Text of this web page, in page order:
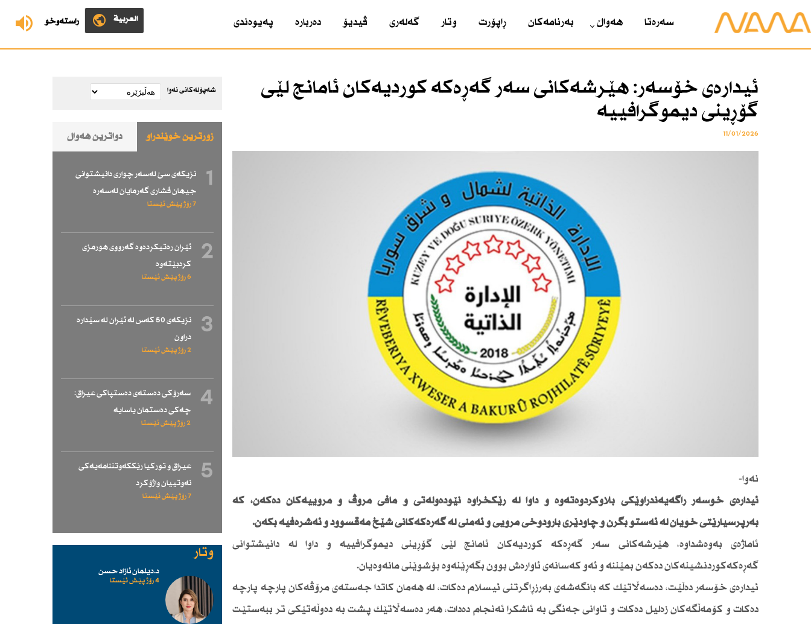
ڕاستەوخۆ العربية سەرەتا هەواڵ بەرنامەکان ڕاپۆرت وتار گەلەری ڤیدیۆ دەربارە پەیوەندی
ئیدارەی خۆسەر: هێرشەكانی سەر گەڕەكە كوردیەكان ئامانج لێی
گۆڕینی دیموگرافییە
11/01/2026
نەوا-
ئیدارەی خۆسەر راگەیەندراوێكی بڵاوكردوەتەوە و داوا لە رێكخراوە نێودەوڵەتی و مافی مرۆڤ و مرۆییەكان دەكەن، كە
بەرپرسیارێتی خۆیان لە ئەستۆ بگرن و چاودێری بارودۆخی مرۆیی و ئەمنی لە گەڕەكەكانی شێخ مەقسوود و ئەشرەفیە بكەن.
ئاماژەی بەوەشداوە، هێرشەكانی سەر گەڕەكە كوردیەكان ئامانج لێی گۆڕینی دیموگرافییە و داوا لە دانیشتوانی
گەڕەكەكوردنشینەكان دەكەن بمێننە و ئەو كەسانەی ئاوارەش بوون بگەڕێنەوە بۆشوێنی مانەوەیان.
ئیدارەی خۆسەر دەڵێت، دەسەڵاتێك كە بانگەشەی بەرزڕاگرتنی ئیسلام دەكات، لە هەمان كاتدا جەستەی مرۆڤەكان پارچە پارچە
دەكات و كۆمەڵگەكان زەلیل دەكات و تاوانی جەنگی بە ئاشكرا ئەنجام دەدات، هەر دەسەڵاتێك پشت بە دەوڵەتێكی تر ببەستێت
شەپۆلەکانی نەوا
زۆرترین خوێندراو دواترین هەواڵ
1
نزیكەی سێ لەسەر چواری دانیشتوانی
جیهان فشاری گەرمایان لەسەرە
7 رۆژ پێش ئێستا
2
ئێران رەتیكردەوە گەرووی هورمزی
كردبێتەوە
6 رۆژ پێش ئێستا
3
نزیكەی 50 كەس لە ئێران لە سێدارە
دراون
2 رۆژ پێش ئێستا
4
سەرۆكی دەستەی دەستپاكی عیراق:
چەكی دەستمان یاسایە
2 رۆژ پێش ئێستا
5
عیراق و توركیا رێككەوتننامەیەكی
نەوتییان واژۆكرد
7 رۆژ پێش ئێستا
وتار
د.دیلمان ئازاد حسن
4 رۆژ پێش ئێستا